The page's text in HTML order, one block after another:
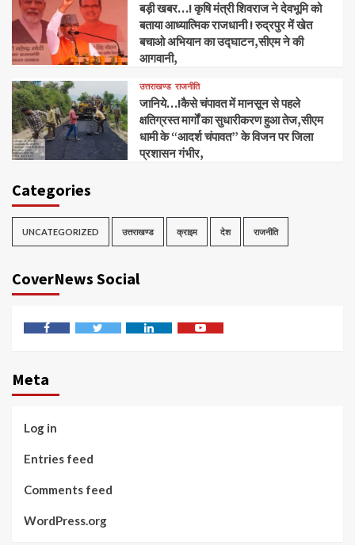
बड़ी खबर…! कृषि मंत्री शिवराज ने देवभूमि को
बताया आध्यात्मिक राजधानी ! रुद्रपुर में खेत
बचाओ अभियान का उद्घाटन,सीएम ने की
आगवानी,
उत्तराखण्ड राजनीति
जानिये…!कैसे चंपावत में मानसून से पहले
क्षतिग्रस्त मार्गों का सुधारीकरण हुआ तेज,सीएम
धामी के “आदर्श चंपावत” के विजन पर जिला
प्रशासन गंभीर,
Categories
UNCATEGORIZED उत्तराखण्ड क्राइम देश राजनीति
CoverNews Social
Meta
Log in
Entries feed
Comments feed
WordPress.org